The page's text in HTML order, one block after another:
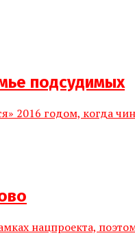
подсудимых
2016 годом, когда
нацпроекта,